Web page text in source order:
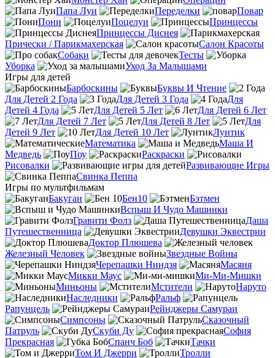
Папа Луи
Переделки
Повар
Пони
Поцелуи
Принцессы
Принцессы Диснея
Прически / Парикмахерская
Салон Красоты
Собаки
Тесты
Уборка
Уход За Малышами
Игры для детей
Барбоскины
Буквы И Чтение
Для Детей 2 Года
Для Детей 3 Года
Для
Детей 4 Года
Для Детей 5 Лет
Для Детей 6 Лет
Для Детей 7 Лет
Для Детей 8 Лет
Для
Детей 9 Лет
Для Детей 10 Лет
Лунтик
Математика
Маша И
Медведь
Поу
Раскраски
Рисовалки
Развивающие Игры
Свинка Пеппа
Игры по мультфильмам
Бакуган
Бен10
Бэтмен
Вспыш И Чудо Машинки
Гравити Фолз
Даша
Путешественница
Девушки Эквестрии
Доктор Плюшева
Железный Человек
Звездные Войны
Черепашки Ниндзя
Масяня
Микки Маус
Ми-Ми-Мишки
Миньоны
Мстители
Наруто
Наследники
Ральф
Рапунцель
Рейнджеры Самураи
Симпсоны
Сказочный
Патруль
Скуби Ду
София
Прекрасная
Спанч Боб
Тачки
Том И Джерри
Тролли